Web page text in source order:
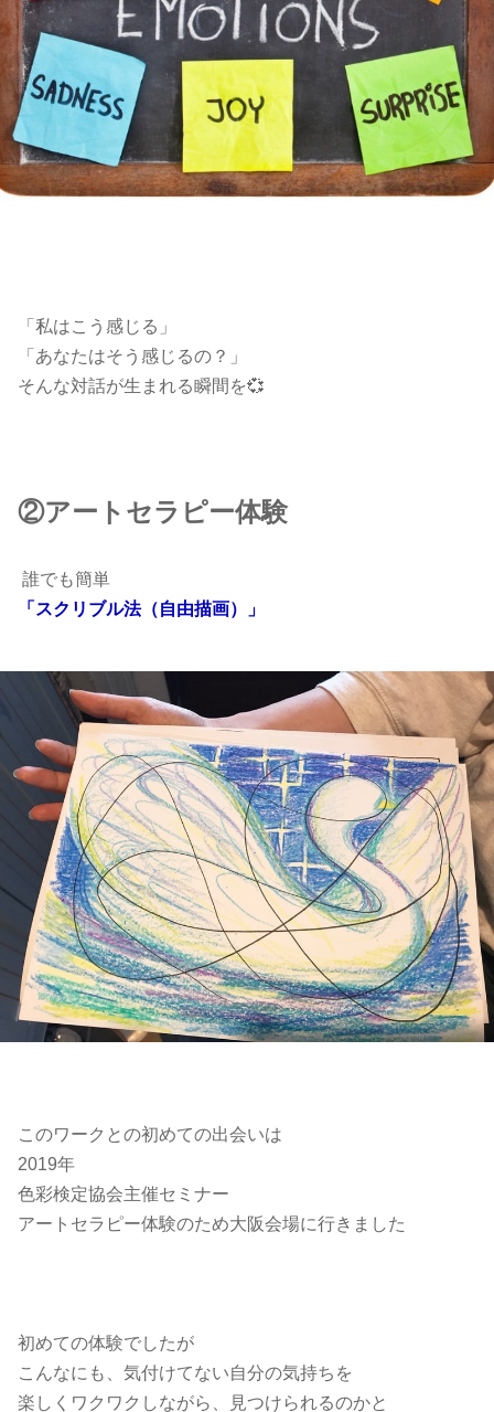
「私はこう感じる」
「あなたはそう感じるの？」
そんな対話が生まれる瞬間を💞
②アートセラピー体験
誰でも簡単
「スクリブル法（自由描画）」
このワークとの初めての出会いは
2019年
色彩検定協会主催セミナー
アートセラピー体験のため大阪会場に行きました
初めての体験でしたが
こんなにも、気付けてない自分の気持ちを
楽しくワクワクしながら、見つけられるのかと